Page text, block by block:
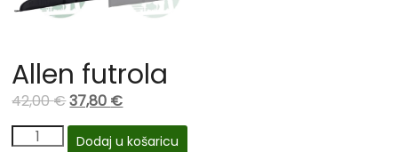
Allen futrola
42,00€37,80 €
Dodaj u košaricu